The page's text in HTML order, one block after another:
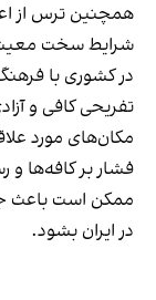
همچنین ترس از
شرایط سخت
در کشوری با
تفریحی کافی و
مکان‌های مورد
فشار بر کافه‌ها و
ممکن است باعث
در ایران بشود.